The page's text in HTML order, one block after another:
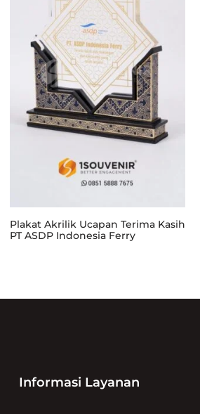
Plakat Akrilik Ucapan Terima Kasih
PT ASDP Indonesia Ferry
Informasi Layanan